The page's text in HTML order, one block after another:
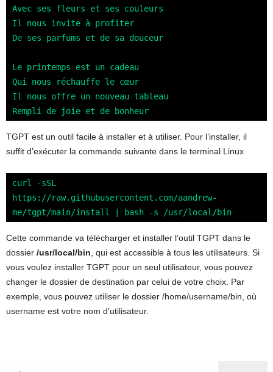
Avec ses fleurs et ses couleurs
Il nous invite à profiter
De ses parfums et de sa douceur
Le printemps est un cadeau
Qui nous réchauffe le cœur
Il nous offre un nouveau tableau
TGPT est un outil facile à installer et à utiliser. Pour l’installer, il
suffit d’exécuter la commande suivante dans le terminal Linux
curl -sSL
https://raw.githubusercontent.com/aandrew-
me/tgpt/main/install | bash -s /usr/local/bin
Cette commande va télécharger et installer l’outil TGPT dans le
dossier /usr/local/bin , qui est accessible à tous les utilisateurs. Si
vous voulez installer TGPT pour un seul utilisateur, vous pouvez
changer le dossier de destination par celui de votre choix. Par
exemple, vous pouvez utiliser le dossier /home/username/bin, où
username est votre nom d’utilisateur.